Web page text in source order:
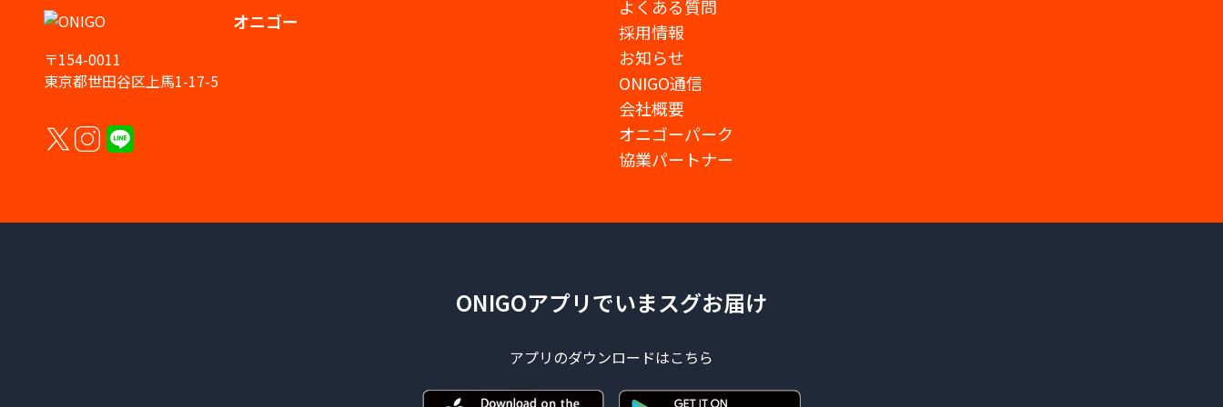
オニゴー
〒154-0011
東京都世田谷区上馬1-17-5
よくある質問
採用情報
お知らせ
ONIGO通信
会社概要
オニゴーパーク
協業パートナー
ONIGOアプリでいまスグお届け
アプリのダウンロードはこちら